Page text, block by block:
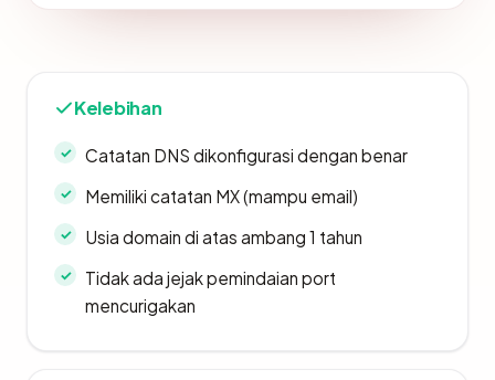
Kelebihan
Catatan DNS dikonfigurasi dengan benar
Memiliki catatan MX (mampu email)
Usia domain di atas ambang 1 tahun
Tidak ada jejak pemindaian port
mencurigakan